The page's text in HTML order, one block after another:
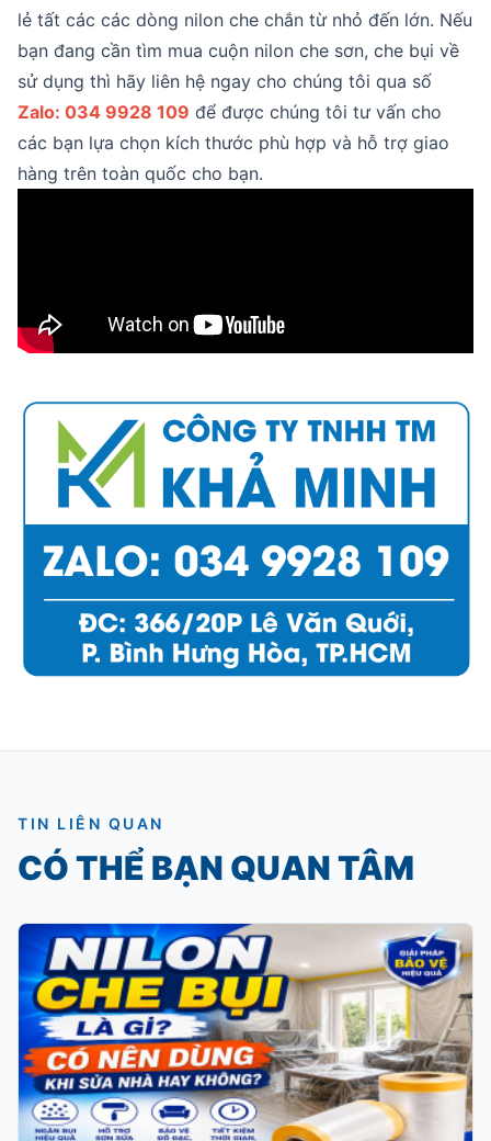
lẻ tất các các dòng nilon che chắn từ nhỏ đến lớn. Nếu
bạn đang cần tìm mua cuộn nilon che sơn, che bụi về
sử dụng thì hãy liên hệ ngay cho chúng tôi qua số
Zalo: 034 9928 109 để được chúng tôi tư vấn cho
các bạn lựa chọn kích thước phù hợp và hỗ trợ giao
hàng trên toàn quốc cho bạn.
TIN LIÊN QUAN
CÓ THỂ BẠN QUAN TÂM